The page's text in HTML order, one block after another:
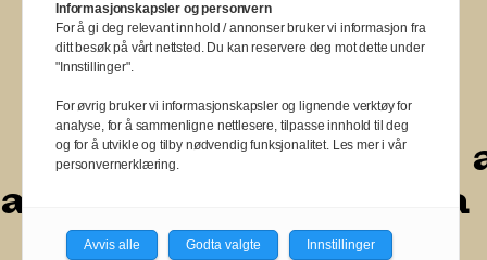
BALLADE — NORGES MUSIKKMAGASIN
a
aa
aa
aa
a
Informasjonskapsler og personvern
For å gi deg relevant innhold / annonser bruker vi informasjon fra
ditt besøk på vårt nettsted. Du kan reservere deg mot dette under
"Innstillinger".
For øvrig bruker vi informasjonskapsler og lignende verktøy for
analyse, for å sammenligne nettlesere, tilpasse innhold til deg
og for å utvikle og tilby nødvendig funksjonalitet. Les mer i vår
personvernerklæring.
Avvis alle Godta valgte Innstillinger